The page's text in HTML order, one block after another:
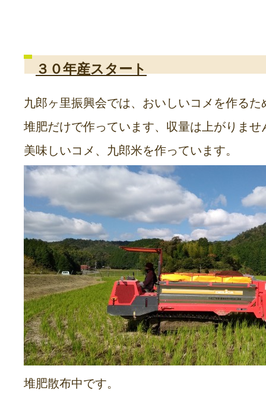
３０年産スタート
九郎ヶ里振興会では、おいしいコメを作る
堆肥だけで作っています、収量は上がりま
美味しいコメ、九郎米を作っています。
堆肥散布中です。